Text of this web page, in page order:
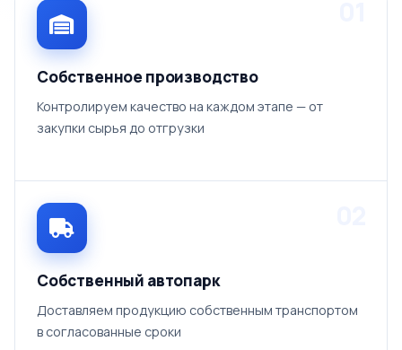
Собственное производство
Контролируем качество на каждом этапе — от
закупки сырья до отгрузки
Собственный автопарк
Доставляем продукцию собственным транспортом
в согласованные сроки